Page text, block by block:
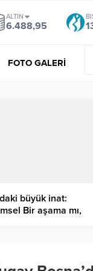
ALTIN
6.488,95
FOTO GALERİ
büyük inat:
Bir aşama mı,